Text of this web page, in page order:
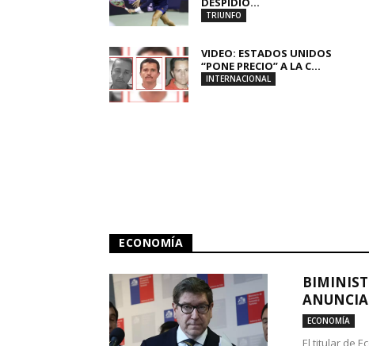
TRIUNFO
VIDEO: ESTADOS UNIDOS
“PONE PRECIO” A LA C...
INTERNACIONAL
ECONOMÍA
ANUNCIA
ECONOMÍA
El titular de